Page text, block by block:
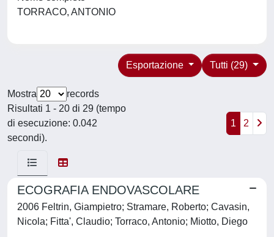
TORRACO, ANTONIO
Tutti (29)
Esportazione
Mostra
records
Risultati 1 - 20 di 29 (tempo
di esecuzione: 0.042
secondi).
1 2
ECOGRAFIA ENDOVASCOLARE
2006 Feltrin, Giampietro; Stramare, Roberto; Cavasin,
Nicola; Fitta', Claudio; Torraco, Antonio; Miotto, Diego